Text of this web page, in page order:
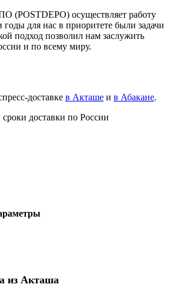
осуществляет работу
годы для нас в приоритете были задачи
подход позволил нам заслужить
и по всему миру.
доставке в Акташе и в Абакане.
доставки по России
из Акташа